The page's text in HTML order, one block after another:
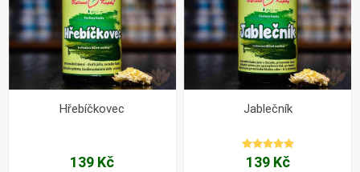
Hřebíčkovec
139 Kč
Jablečník
139 Kč